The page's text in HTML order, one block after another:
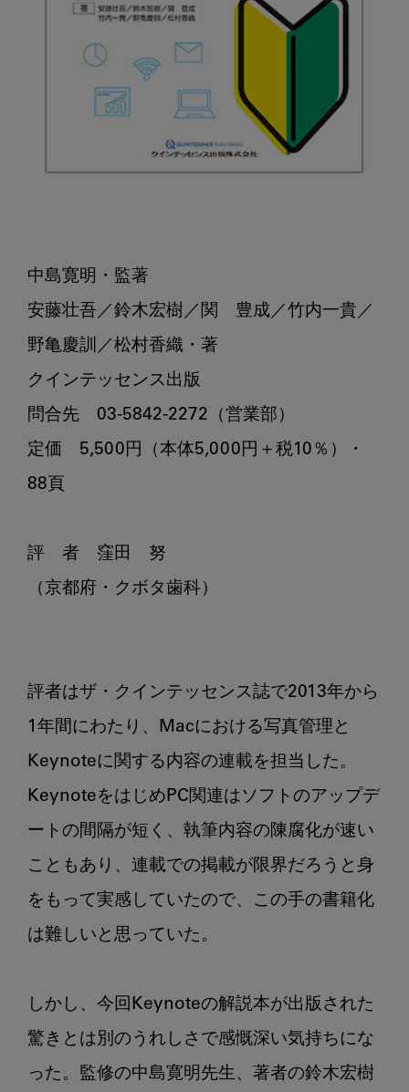
中島寛明・監著
安藤壮吾／鈴木宏樹／関　豊成／竹内一貴／
野亀慶訓／松村香織・著
クインテッセンス出版
問合先　03-5842-2272（営業部）
定価　5,500円（本体5,000円＋税10％）・
88頁
評　者　窪田　努
（京都府・クボタ歯科）
評者はザ・クインテッセンス誌で2013年から
1年間にわたり、Macにおける写真管理と
Keynoteに関する内容の連載を担当した。
KeynoteをはじめPC関連はソフトのアップデ
ートの間隔が短く、執筆内容の陳腐化が速い
こともあり、連載での掲載が限界だろうと身
をもって実感していたので、この手の書籍化
は難しいと思っていた。
しかし、今回Keynoteの解説本が出版された
驚きとは別のうれしさで感慨深い気持ちにな
った。監修の中島寛明先生、著者の鈴木宏樹